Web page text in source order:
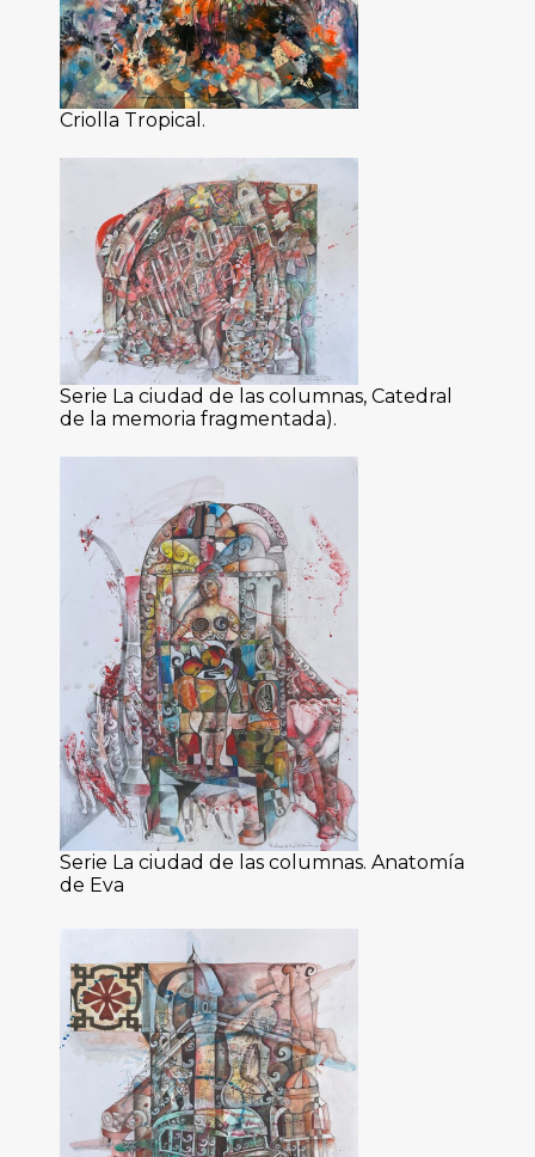
Criolla Tropical.
Serie La ciudad de las columnas, Catedral
de la memoria fragmentada).
Serie La ciudad de las columnas. Anatomía
de Eva